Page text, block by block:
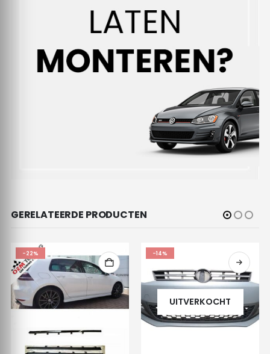
GERELATEERDE PRODUCTEN
-22% -14%
UITVERKOCHT